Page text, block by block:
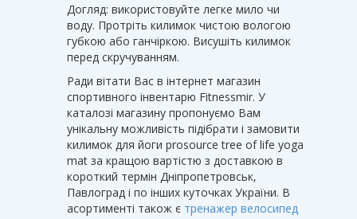
Догляд: використовуйте легке мило чи
воду. Протріть килимок чистою вологою
губкою або ганчіркою. Висушіть килимок
перед скручуванням.
Ради вітати Вас в інтернет магазин
спортивного інвентарю Fitnessmir. У
каталозі магазину пропонуємо Вам
унікальну можливість підібрати і замовити
килимок для йоги prosource tree of life yoga
mat за кращою вартістю з доставкою в
короткий термін Дніпропетровськ,
Павлоград і по інших куточках України. В
асортименті також є тренажер велосипед